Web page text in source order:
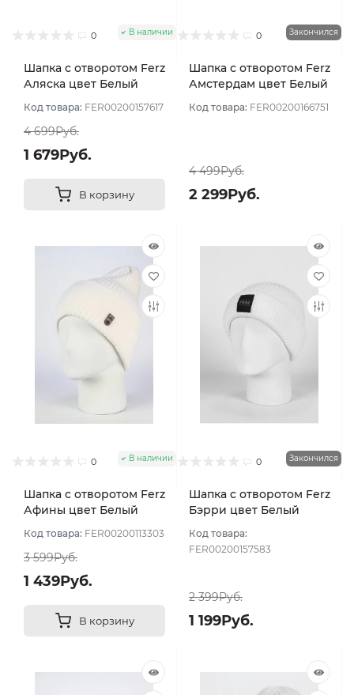
0 В наличии
Шапка с отворотом Ferz
Аляска цвет Белый
Код товара: FER00200157617
4 699Руб.
1 679Руб.
В корзину
0 Закончился
Шапка с отворотом Ferz
Амстердам цвет Белый
Код товара: FER00200166751
4 499Руб.
2 299Руб.
0 В наличии
Шапка с отворотом Ferz
Афины цвет Белый
Код товара: FER00200113303
3 599Руб.
1 439Руб.
В корзину
0 Закончился
Шапка с отворотом Ferz
Бэрри цвет Белый
Код товара:
FER00200157583
2 399Руб.
1 199Руб.